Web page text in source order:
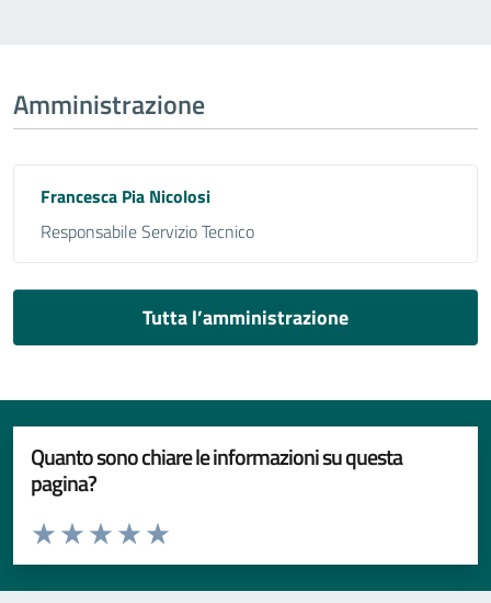
Amministrazione
Francesca Pia Nicolosi
Responsabile Servizio Tecnico
Tutta l’amministrazione
Quanto sono chiare le informazioni su questa
pagina?
Valuta da 1 a 5 stelle la pagina
Valuta 5 stelle su 5
Valuta 4 stelle su 5
Valuta 3 stelle su 5
Valuta 2 stelle su 5
Valuta 1 stelle su 5